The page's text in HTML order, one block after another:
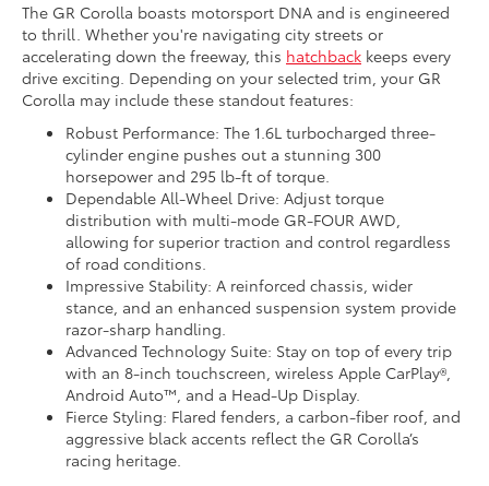
The GR Corolla boasts motorsport DNA and is engineered
to thrill. Whether you're navigating city streets or
accelerating down the freeway, this hatchback keeps every
drive exciting. Depending on your selected trim, your GR
Corolla may include these standout features:
Robust Performance: The 1.6L turbocharged three-
cylinder engine pushes out a stunning 300
horsepower and 295 lb-ft of torque.
Dependable All-Wheel Drive: Adjust torque
distribution with multi-mode GR-FOUR AWD,
allowing for superior traction and control regardless
of road conditions.
Impressive Stability: A reinforced chassis, wider
stance, and an enhanced suspension system provide
razor-sharp handling.
Advanced Technology Suite: Stay on top of every trip
with an 8-inch touchscreen, wireless Apple CarPlay®,
Android Auto™, and a Head-Up Display.
Fierce Styling: Flared fenders, a carbon-fiber roof, and
aggressive black accents reflect the GR Corolla’s
racing heritage.